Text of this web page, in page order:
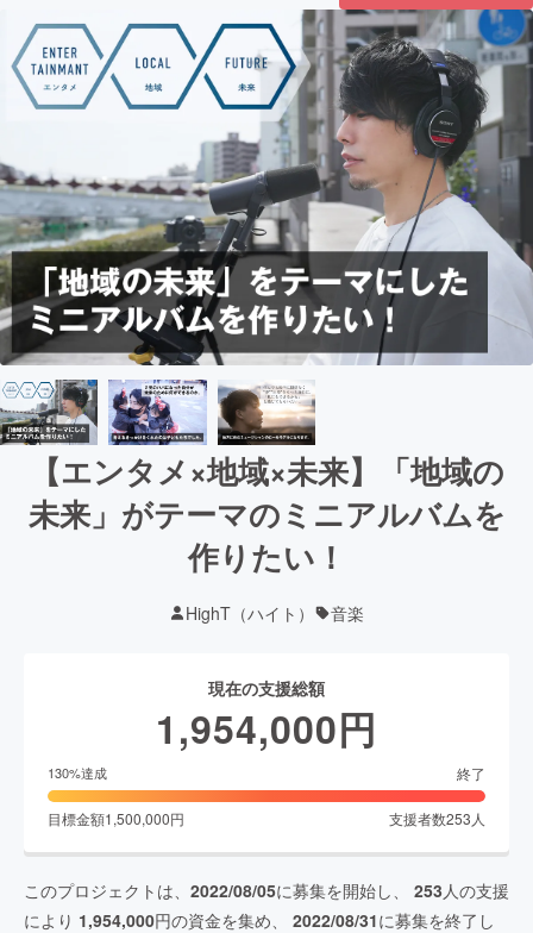
【エンタメ×地域×未来】「地域の
未来」がテーマのミニアルバムを
作りたい！
HighT（ハイト） 音楽
現在の支援総額
1,954,000円
130%達成 終了
目標金額1,500,000円 支援者数253 人
このプロジェクトは、 2022/08/05に募集を開始し、 253 人の支援
により 1,954,000円の資金を集め、 2022/08/31に募集を終了し